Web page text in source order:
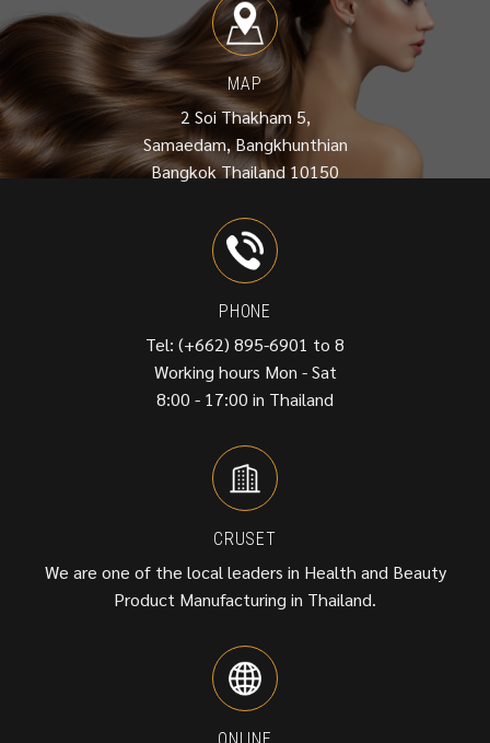
MAP
2 Soi Thakham 5,
Samaedam, Bangkhunthian
Bangkok Thailand 10150
PHONE
Tel: (+662) 895-6901 to 8
Working hours Mon - Sat
8:00 - 17:00 in Thailand
CRUSET
We are one of the local leaders in Health and Beauty
Product Manufacturing in Thailand.